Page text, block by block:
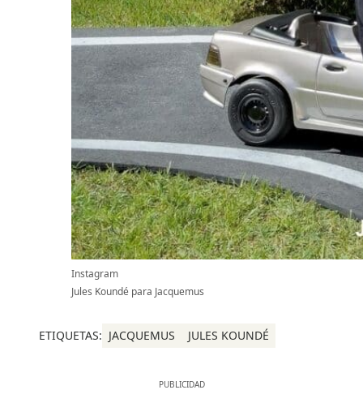
Instagram
Jules Koundé para Jacquemus
ETIQUETAS: JACQUEMUS JULES KOUNDÉ